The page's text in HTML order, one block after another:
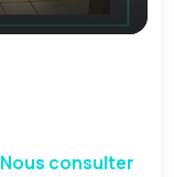
Nous consulter